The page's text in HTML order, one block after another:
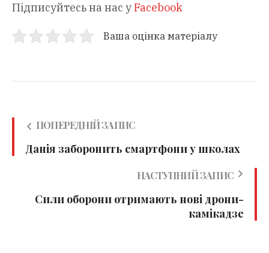
Підписуйтесь на нас уFacebook
Ваша оцінка матеріалу
ПОПЕРЕДНІЙ ЗАПИС
Данія заборонить смартфони у школах
НАСТУПНИЙ ЗАПИС
Сили оборони отримають нові дрони-
камікадзе